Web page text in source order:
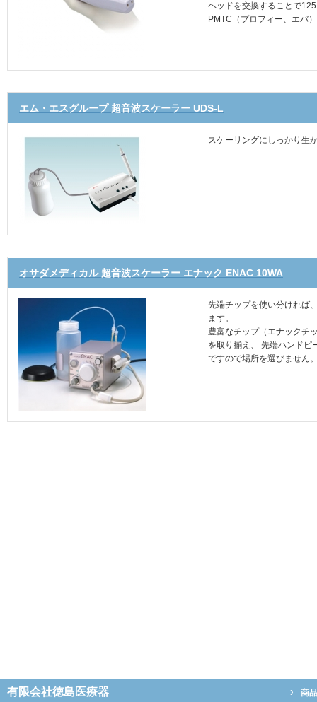
ヘッドを交換することで
PMTC（プロフィー、エバ
エム・エスグループ 超音波スケーラー UDS-L
スケーリングにしっかり生
オサダメディカル 超音波スケーラー エナック ENAC 10WA
先端チップを使い分ければ
ます。
豊富なチップ（エナックチ
を取り揃え、 先端ハンドピ
ですので場所を選びません
有限会社徳島医療器 商